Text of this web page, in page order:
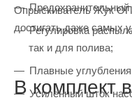
Предохранительный
Регулировка
так и для полива;
Плавные
Усиленный шток
Опрыскиватель Жук ОП-
достигать даже самых
В комплект